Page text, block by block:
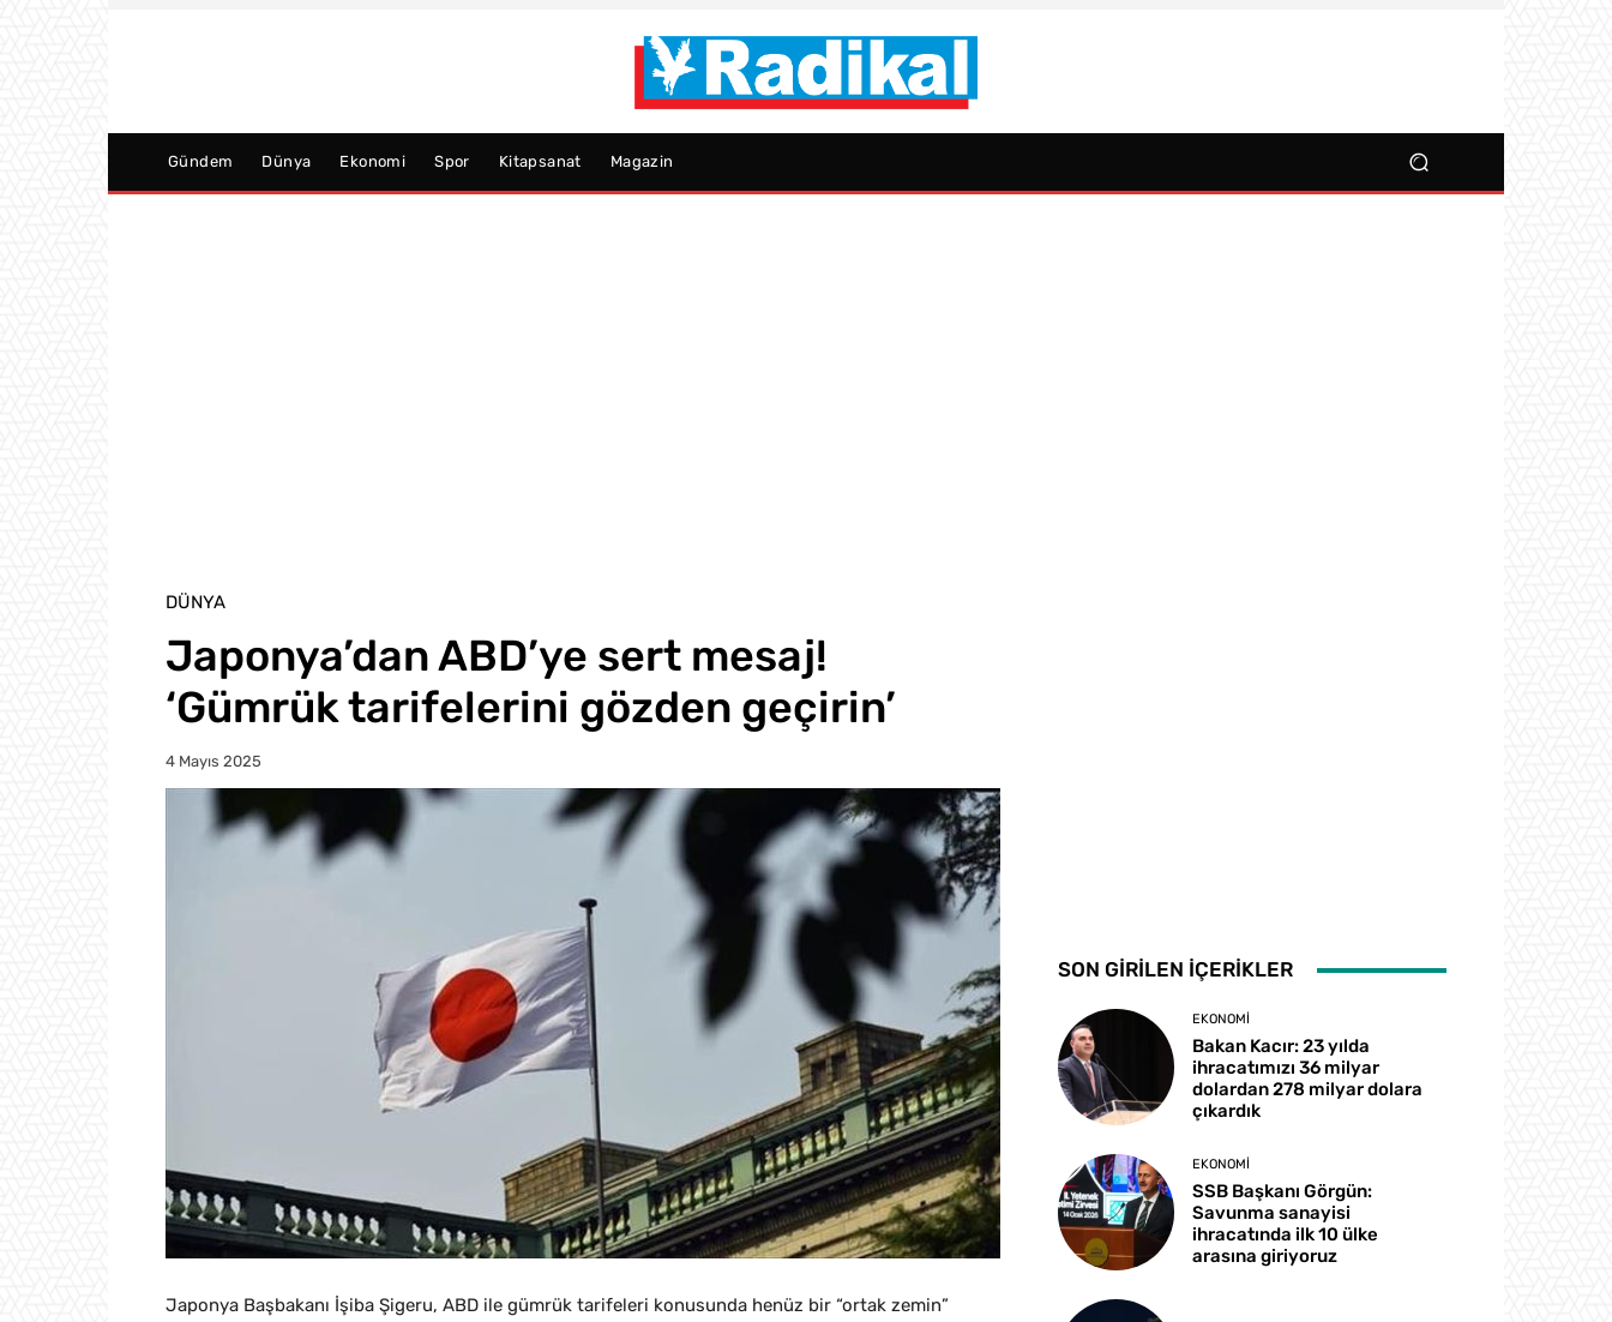
Gündem Dünya Ekonomi Spor Kitapsanat Magazin
DÜNYA
Japonya’dan ABD’ye sert mesaj!
‘Gümrük tarifelerini gözden geçirin’
4 Mayıs 2025
Japonya Başbakanı İşiba Şigeru, ABD ile gümrük tarifeleri konusunda henüz bir “ortak zemin”
SON GİRİLEN İÇERİKLER
EKONOMI
Bakan Kacır: 23 yılda
ihracatımızı 36 milyar
dolardan 278 milyar dolara
çıkardık
EKONOMI
SSB Başkanı Görgün:
Savunma sanayisi
ihracatında ilk 10 ülke
arasına giriyoruz